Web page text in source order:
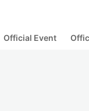
Official Event